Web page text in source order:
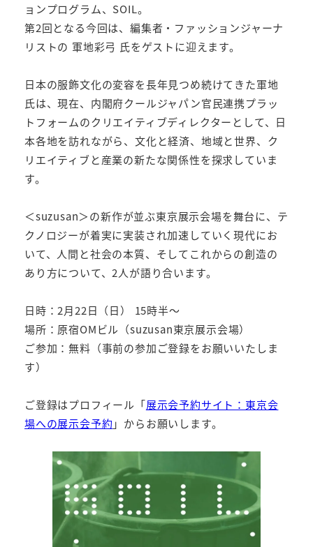
ョンプログラム、SOIL。
第2回となる今回は、編集者・ファッションジャーナ
リストの 軍地彩弓 氏をゲストに迎えます。
日本の服飾文化の変容を長年見つめ続けてきた軍地
氏は、現在、内閣府クールジャパン官民連携プラッ
トフォームのクリエイティブディレクターとして、日
本各地を訪れながら、文化と経済、地域と世界、ク
リエイティブと産業の新たな関係性を探求していま
す。
＜suzusan＞の新作が並ぶ東京展示会場を舞台に、テ
クノロジーが着実に実装され加速していく現代にお
いて、人間と社会の本質、そしてこれからの創造の
あり方について、2人が語り合います。
日時：2月22日（日） 15時半～
場所：原宿OMビル（suzusan東京展示会場）
ご参加：無料（事前の参加ご登録をお願いいたしま
す）
ご登録はプロフィール「展示会予約サイト：東京会
場への展示会予約 」からお願いします。